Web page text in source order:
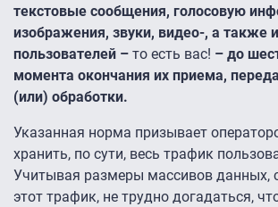
текстовые сообщения, голосовую
изображения, звуки, видео-, а также
пользователей – то есть вас! – до
момента окончания их приема,
(или) обработки.
Указанная норма призывает
хранить, по сути, весь трафик
Учитывая размеры массивов данных,
этот трафик, не трудно догадаться,